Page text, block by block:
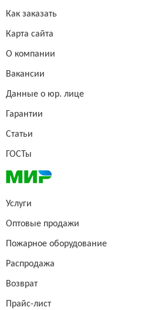
Как заказать
Карта сайта
О компании
Вакансии
Данные о юр. лице
Гарантии
Статьи
ГОСТы
Услуги
Оптовые продажи
Пожарное оборудование
Распродажа
Возврат
Прайс-лист